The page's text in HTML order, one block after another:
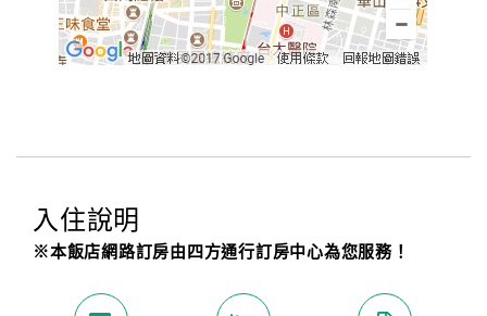
入住說明
※本飯店網路訂房由四方通行訂房中心為您服務！